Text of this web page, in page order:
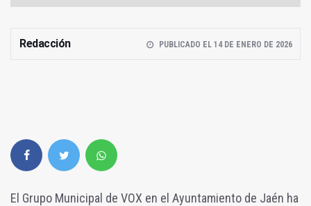
Redacción PUBLICADO EL 14 DE ENERO DE 2026
El Grupo Municipal de VOX en el Ayuntamiento de Jaén ha